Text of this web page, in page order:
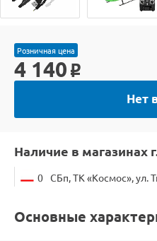
Розничная цена
4 140 o
Нет
Наличие в магазинах
0 СБп, ТК «Космос», ул.
Основные